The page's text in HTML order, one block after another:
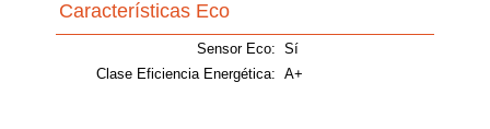
Características Eco
Sensor Eco: Sí
Clase Eficiencia Energética: A+